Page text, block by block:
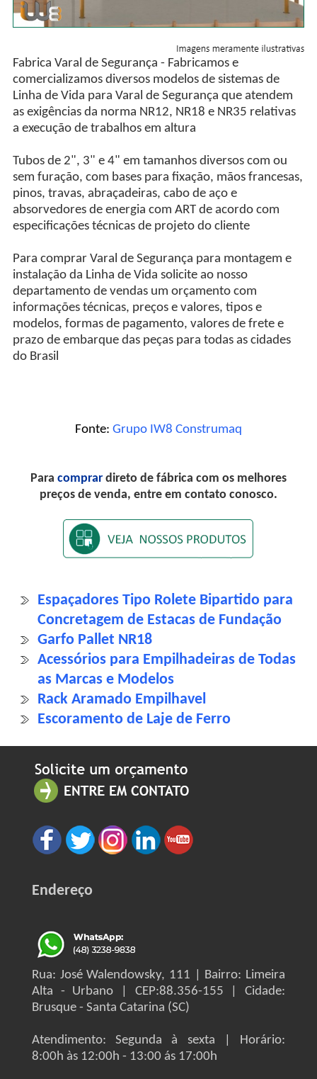
Fabrica Varal de Segurança - Fabricamos e
comercializamos diversos modelos de sistemas de
Linha de Vida para Varal de Segurança que atendem
as exigências da norma NR12, NR18 e NR35 relativas
a execução de trabalhos em altura
Tubos de 2", 3" e 4" em tamanhos diversos com ou
sem furação, com bases para fixação, mãos francesas,
pinos, travas, abraçadeiras, cabo de aço e
absorvedores de energia com ART de acordo com
especificações técnicas de projeto do cliente
Para comprar Varal de Segurança para montagem e
instalação da Linha de Vida solicite ao nosso
departamento de vendas um orçamento com
informações técnicas, preços e valores, tipos e
modelos, formas de pagamento, valores de frete e
prazo de embarque das peças para todas as cidades
do Brasil
Fonte: Grupo IW8 Construmaq
Para comprar direto de fábrica com os melhores
preços de venda, entre em contato conosco.
Espaçadores Tipo Rolete Bipartido para
Concretagem de Estacas de Fundação
Garfo Pallet NR18
Acessórios para Empilhadeiras de Todas
as Marcas e Modelos
Rack Aramado Empilhavel
Escoramento de Laje de Ferro
Endereço
Rua: José Walendowsky, 111 | Bairro: Limeira
Alta - Urbano | CEP:88.356-155 | Cidade:
Brusque - Santa Catarina (SC)
Atendimento: Segunda à sexta | Horário:
8:00h às 12:00h - 13:00 ás 17:00h